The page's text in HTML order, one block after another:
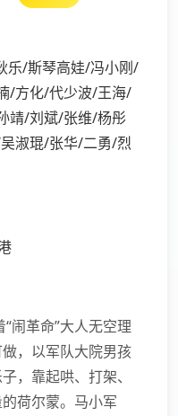
乐/斯琴高娃/冯小刚/
/方化/代少波/王海/
靖/刘斌/张维/杨彤
淑琨/张华/二勇/烈
闹革命”大人无空理
，以军队大院男孩
，靠起哄、打架、
荷尔蒙。马小军